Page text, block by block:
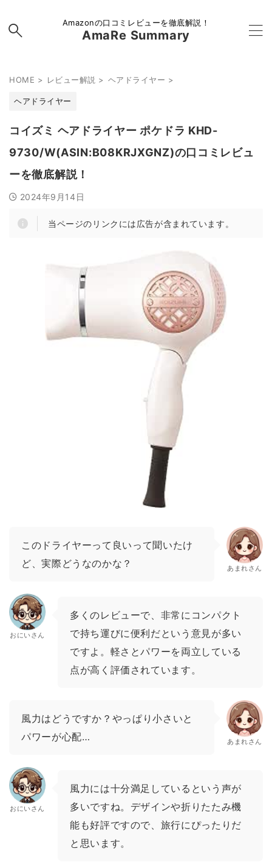
Amazonの口コミレビューを徹底解説！
AmaRe Summary
HOME > レビュー解説 > ヘアドライヤー >
ヘアドライヤー
コイズミ ヘアドライヤー ポケドラ KHD-
9730/W(ASIN:B08KRJXGNZ)の口コミレビュ
ーを徹底解説！
2024年9月14日
当ページのリンクには広告が含まれています。
このドライヤーって良いって聞いたけ
ど、実際どうなのかな？
あまれさん
おにいさん
多くのレビューで、非常にコンパクト
で持ち運びに便利だという意見が多い
ですよ。軽さとパワーを両立している
点が高く評価されています。
風力はどうですか？やっぱり小さいと
パワーが心配…
あまれさん
おにいさん
風力には十分満足しているという声が
多いですね。デザインや折りたたみ機
能も好評ですので、旅行にぴったりだ
と思います。